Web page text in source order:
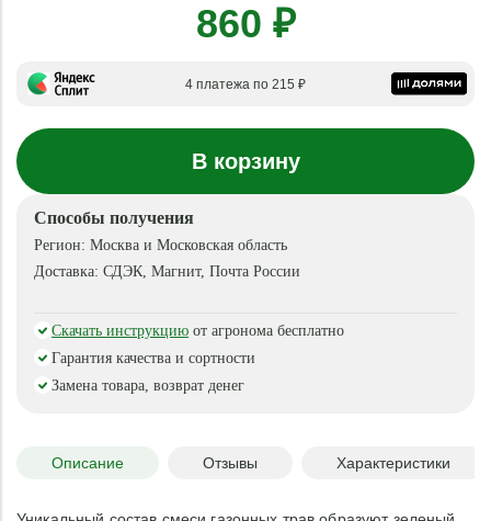
860 ₽
4 платежа по 215 ₽
В корзину
Способы получения
Регион: Москва и Московская область
Доставка: СДЭК, Магнит, Почта России
Скачать инструкцию от агронома бесплатно
Гарантия качества и сортности
Замена товара, возврат денег
Описание Отзывы Характеристики